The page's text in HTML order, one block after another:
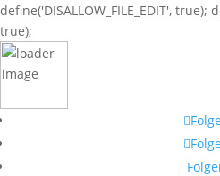
define('DISALLOW_FILE_EDIT', true);
true);